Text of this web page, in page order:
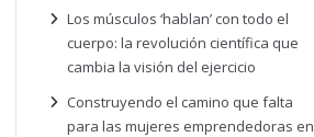
Los músculos ‘hablan’ con todo el
cuerpo: la revolución científica que
cambia la visión del ejercicio
Construyendo el camino que falta
para las mujeres emprendedoras en